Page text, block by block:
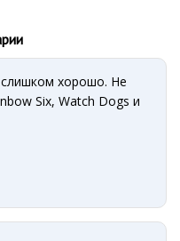
хорошо. Не
Six, Watch Dogs и